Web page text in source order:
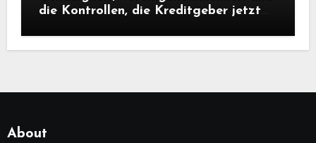
die Kontrollen, die Kreditgeber jetzt
About